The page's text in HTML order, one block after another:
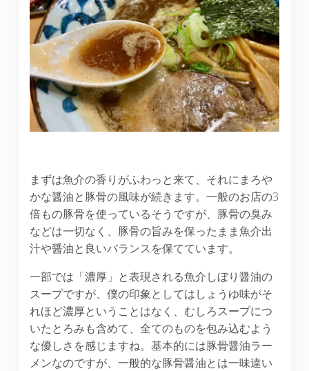
まずは魚介の香りがふわっと来て、それにまろや
かな醤油と豚骨の風味が続きます。一般のお店の3
倍もの豚骨を使っているそうですが、豚骨の臭み
などは一切なく、豚骨の旨みを保ったまま魚介出
汁や醤油と良いバランスを保てています。
一部では「濃厚」と表現される魚介しぼり醤油の
スープですが、僕の印象としてはしょうゆ味がそ
れほど濃厚ということはなく、むしろスープにつ
いたとろみも含めて、全てのものを包み込むよう
な優しさを感じますね。基本的には豚骨醤油ラー
メンなのですが、一般的な豚骨醤油とは一味違い